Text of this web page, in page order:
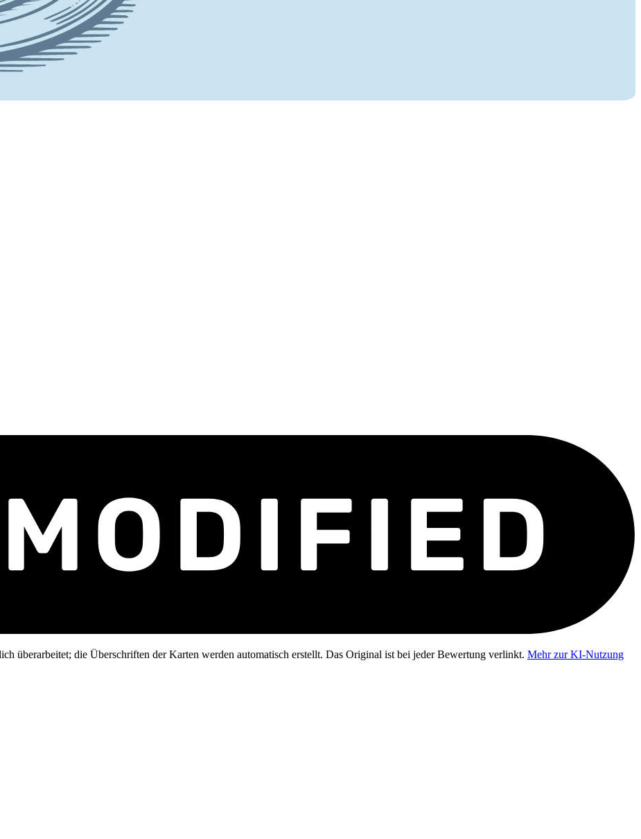
überarbeitet; die Überschriften der Karten werden automatisch erstellt. Das Original ist bei jeder Bewertung verlinkt. Mehr zur KI-Nutzung